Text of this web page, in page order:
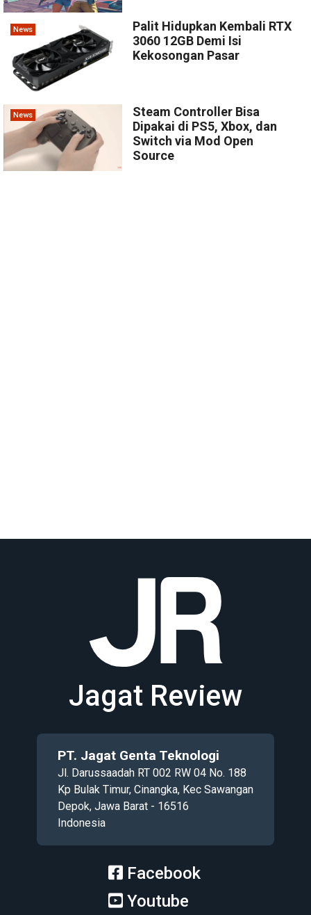
News
Palit Hidupkan Kembali RTX
3060 12GB Demi Isi
Kekosongan Pasar
News
Steam Controller Bisa
Dipakai di PS5, Xbox, dan
Switch via Mod Open
Source
Jagat Review
PT. Jagat Genta Teknologi
Jl. Darussaadah RT 002 RW 04 No. 188
Kp Bulak Timur, Cinangka, Kec Sawangan
Depok, Jawa Barat - 16516
Indonesia
Facebook
Youtube